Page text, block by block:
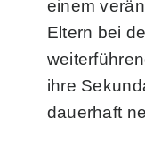
einem
Eltern bei
ihre
dauerhaft